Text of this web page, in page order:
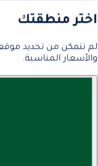
اختر منطقتك
لم نتمكن من تحديد
والأسعار المناسبة.